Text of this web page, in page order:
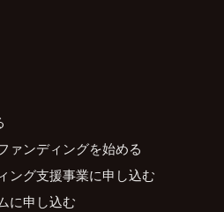
ァンディングを始める
ング支援事業に申し込む
に申し込む